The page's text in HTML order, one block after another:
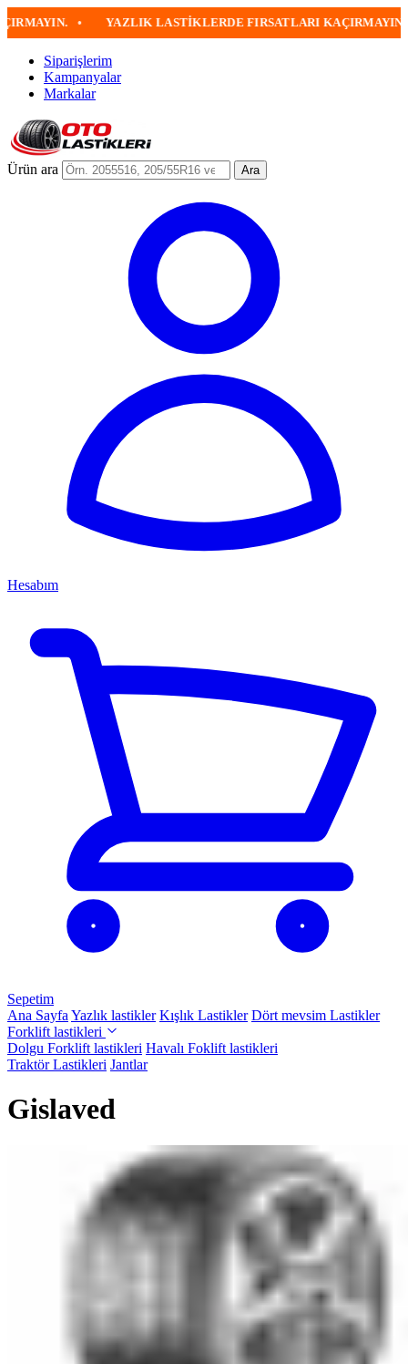
• YAZLIK LASTIKLERDE FIRSATLARI KAÇIRMAYIN •
Siparişlerim
Kampanyalar
Markalar
Ürün ara Ara
Hesabım
Sepetim
Ana Sayfa Yazlık lastikler Kışlık Lastikler Dört mevsim Lastikler
Forklift lastikleri
Dolgu Forklift lastikleri Havalı Foklift lastikleri
Traktör Lastikleri Jantlar
Gislaved